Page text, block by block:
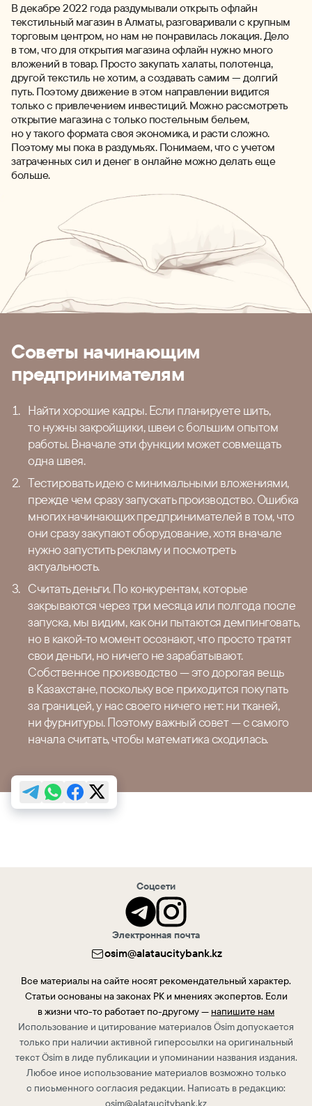
В декабре 2022 года раздумывали открыть офлайн
текстильный магазин в Алматы, разговаривали с крупным
торговым центром, но нам не понравилась локация. Дело
в том, что для открытия магазина офлайн нужно много
вложений в товар. Просто закупать халаты, полотенца,
другой текстиль не хотим, а создавать самим — долгий
путь. Поэтому движение в этом направлении видится
только с привлечением инвестиций. Можно рассмотреть
открытие магазина с только постельным бельем,
но у такого формата своя экономика, и расти сложно.
Поэтому мы пока в раздумьях. Понимаем, что с учетом
затраченных сил и денег в онлайне можно делать еще
больше.
Советы начинающим
предпринимателям
Найти хорошие кадры. Если планируете шить,
то нужны закройщики, швеи с большим опытом
работы. Вначале эти функции может совмещать
одна швея.
Тестировать идею с минимальными вложениями,
прежде чем сразу запускать производство. Ошибка
многих начинающих предпринимателей в том, что
они сразу закупают оборудование, хотя вначале
нужно запустить рекламу и посмотреть
актуальность.
Считать деньги. По конкурентам, которые
закрываются через три месяца или полгода после
запуска, мы видим, как они пытаются демпинговать,
но в какой-то момент осознают, что просто тратят
свои деньги, но ничего не зарабатывают.
Собственное производство — это дорогая вещь
в Казахстане, поскольку все приходится покупать
за границей, у нас своего ничего нет: ни тканей,
ни фурнитуры. Поэтому важный совет — с самого
начала считать, чтобы математика сходилась.
Соцсети
Электронная почта
osim@alataucitybank.kz
Все материалы на сайте носят рекомендательный характер.
Статьи основаны на законах РК и мнениях экспертов. Если
в жизни что-то работает по-другому — напишите нам
Использование и цитирование материалов Ösim допускается
только при наличии активной гиперссылки на оригинальный
текст Ösim в лиде публикации и упоминании названия издания.
Любое иное использование материалов возможно только
с письменного согласия редакции. Написать в редакцию: